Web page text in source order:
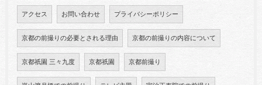
アクセス お問い合わせ プライバシーポリシー
京都の前撮りの必要とされる理由 京都の前撮りの内容について
京都祇園 三々九度 京都祇園 京都前撮り